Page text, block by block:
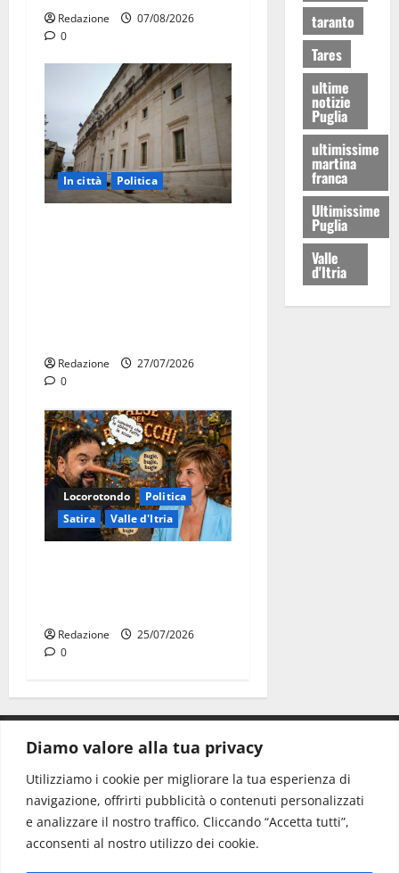
Diamo valore alla tua privacy
Utilizziamo i cookie per migliorare la tua esperienza di
navigazione, offrirti pubblicità o contenuti personalizzati
e analizzare il nostro traffico. Cliccando “Accetta tutti”,
acconsenti al nostro utilizzo dei cookie.
Redazione
07/08/2026
0
In città Politica
Redazione
27/07/2026
0
Locorotondo
Politica
Satira
Valle d'Itria
Redazione
25/07/2026
0
taranto
Tares
ultime
notizie
Puglia
ultimissime
martina
franca
Ultimissime
Puglia
Valle
d'Itria
CONTATTI.
Redazione: redazione@www.martinasera.it
Direttore:direttore@www.martinasera.it
Info & Commerciale:info@www.martinasera.it